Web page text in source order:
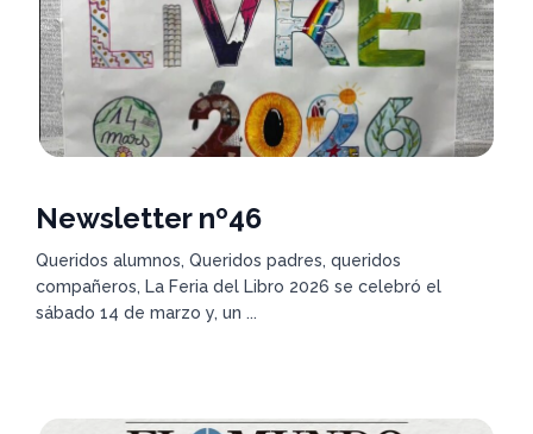
Newsletter nº46
Queridos alumnos, Queridos padres, queridos
compañeros, La Feria del Libro 2026 se celebró el
sábado 14 de marzo y, un ...